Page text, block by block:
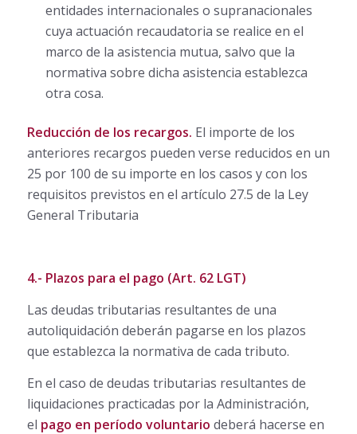
entidades internacionales o supranacionales
cuya actuación recaudatoria se realice en el
marco de la asistencia mutua, salvo que la
normativa sobre dicha asistencia establezca
otra cosa.
Reducción de los recargos. El importe de los
anteriores recargos pueden verse reducidos en un
25 por 100 de su importe en los casos y con los
requisitos previstos en el artículo 27.5 de la Ley
General Tributaria
4.- Plazos para el pago (Art. 62 LGT)
Las deudas tributarias resultantes de una
autoliquidación deberán pagarse en los plazos
que establezca la normativa de cada tributo.
En el caso de deudas tributarias resultantes de
liquidaciones practicadas por la Administración,
el pago en período voluntario deberá hacerse en